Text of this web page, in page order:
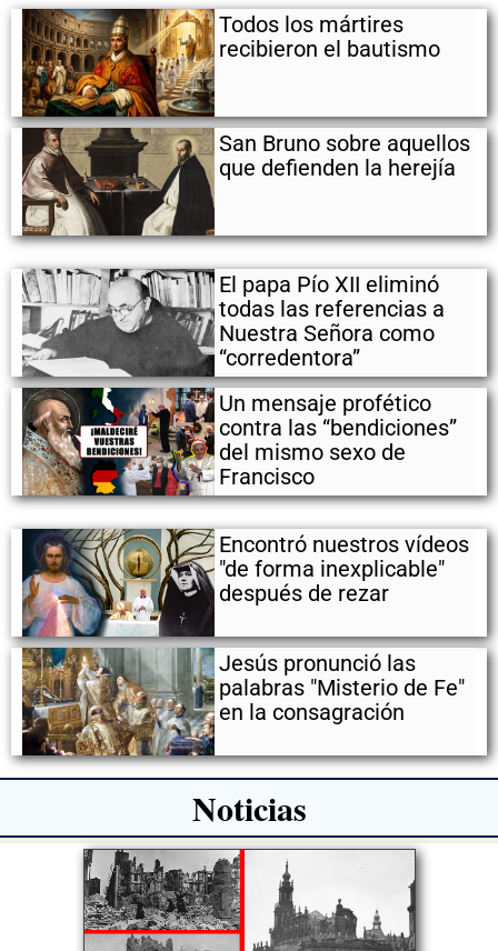
Todos los mártires
recibieron el bautismo
San Bruno sobre aquellos
que defienden la herejía
El papa Pío XII eliminó
todas las referencias a
Nuestra Señora como
“corredentora”
Un mensaje profético
contra las “bendiciones”
del mismo sexo de
Francisco
Encontró nuestros vídeos
"de forma inexplicable"
después de rezar
Jesús pronunció las
palabras "Misterio de Fe"
en la consagración
Noticias